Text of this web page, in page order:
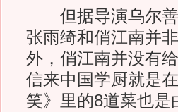
但据导演乌尔善
张雨绮和俏江南并
外，俏江南并没有
信来中国学厨就是
笑》里的8道菜也